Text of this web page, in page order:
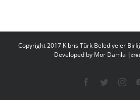
Copyright 2017 Kıbrıs Türk Belediyeler
Developed by Mor Damla |
Facebook
Twitter